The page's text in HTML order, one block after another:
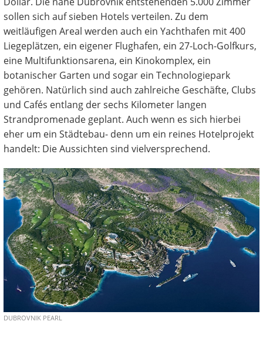
sollen sich auf sieben Hotels verteilen. Zu dem
weitläufigen Areal werden auch ein Yachthafen mit 400
Liegeplätzen, ein eigener Flughafen, ein 27-Loch-Golfkurs,
eine Multifunktionsarena, ein Kinokomplex, ein
botanischer Garten und sogar ein Technologiepark
gehören. Natürlich sind auch zahlreiche Geschäfte, Clubs
und Cafés entlang der sechs Kilometer langen
Strandpromenade geplant. Auch wenn es sich hierbei
eher um ein Städtebau- denn um ein reines Hotelprojekt
handelt: Die Aussichten sind vielversprechend.
DUBROVNIK PEARL